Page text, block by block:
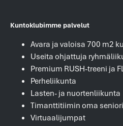
Kuntoklubimme palvelut
Avara ja valoisa 700 m2
Useita ohjattuja
Premium RUSH-treeni ja
Perheliikunta
Lasten- ja nuortenliikunta
Timanttitiimin oma
Virtuaalijumpat